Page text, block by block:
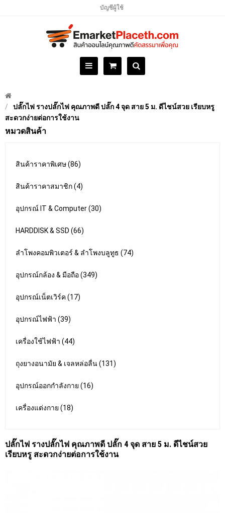
บัญชีผู้ใช้
ปลั๊กไฟ รางปลั๊กไฟ คุณภาพดี ปลั๊ก 4 จุด สาย 5 ม. ดีไชน์สวย เรียบหรู
สะดวกง่ายต่อการใช้งาน
หมวดสินค้า
สินค้าราคาพิเศษ (86)
สินค้าราคาสมาชิก (4)
อุปกรณ์ IT & Computer (30)
HARDDISK & SSD (66)
ลำโพงคอมพิวเตอร์ & ลำโพงบลูทูธ (74)
อุปกรณ์กล้อง & มือถือ (349)
อุปกรณ์เน็ตเวิร์ค (17)
อุปกรณ์ไฟฟ้า (39)
เครื่องใช้ไฟฟ้า (44)
ถุงยางอนามัย & เจลหล่อลื่น (131)
อุปกรณ์ออกกำลังกาย (16)
เครื่องแต่งกาย (18)
ปลั๊กไฟ รางปลั๊กไฟ คุณภาพดี ปลั๊ก 4 จุด สาย 5 ม. ดีไชน์สวย
เรียบหรู สะดวกง่ายต่อการใช้งาน